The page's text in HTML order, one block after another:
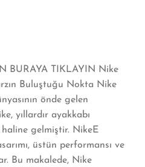
BURAYA TIKLAYIN Nike
Buluştuğu Nokta Nike
önde gelen
yıllardır ayakkabı
haline gelmiştir. NikeE
üstün performansı ve
Bu makalede, Nike